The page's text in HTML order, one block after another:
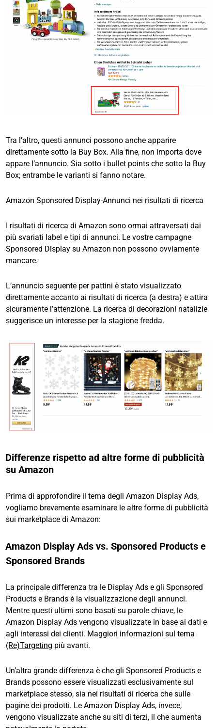
Tra l’altro, questi annunci possono anche apparire
direttamente sotto la Buy Box. Alla fine, non importa dove
appare l’annuncio. Sia sotto i bullet points che sotto la Buy
Box; entrambe le varianti si fanno notare.
Amazon Sponsored Display-Annunci nei risultati di ricerca
I risultati di ricerca di Amazon sono ormai attraversati dai
più svariati label e tipi di annunci. Le vostre campagne
Sponsored Display su Amazon non possono ovviamente
mancare.
L’annuncio seguente per pattini è stato visualizzato
direttamente accanto ai risultati di ricerca (a destra) e attira
sicuramente l’attenzione. La ricerca di decorazioni natalizie
suggerisce un interesse per la stagione fredda.
Differenze rispetto ad altre forme di pubblicità
su Amazon
Prima di approfondire il tema degli Amazon Display Ads,
vogliamo brevemente esaminare le altre forme di pubblicità
sui marketplace di Amazon:
Amazon Display Ads vs. Sponsored Products e
Sponsored Brands
La principale differenza tra le Display Ads e gli Sponsored
Products e Brands è la visualizzazione degli annunci.
Mentre questi ultimi sono basati su parole chiave, le
Amazon Display Ads vengono visualizzate in base ai dati e
agli interessi dei clienti. Maggiori informazioni sul tema
(Re)Targeting più avanti.
Un’altra grande differenza è che gli Sponsored Products e
Brands possono essere visualizzati esclusivamente sul
marketplace stesso, sia nei risultati di ricerca che sulle
pagine dei prodotti. Le Amazon Display Ads, invece,
vengono visualizzate anche su siti di terzi, il che aumenta